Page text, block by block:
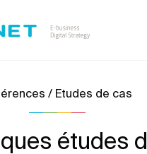
/ Etudes de cas
études